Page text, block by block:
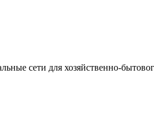
сети для хозяйственно-